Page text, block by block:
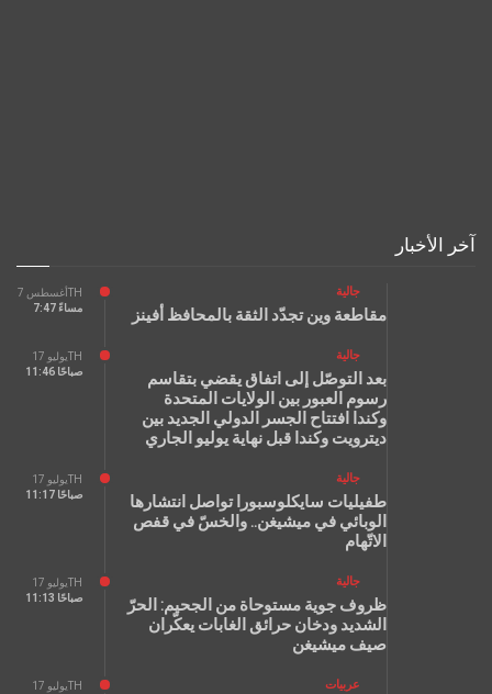
آخر الأخبار
أغسطس 7TH
7:47 مساءً
جالية
مقاطعة وين تجدّد الثقة بالمحافظ أفينز
يوليو 17TH
11:46 صباحًا
جالية
بعد التوصّل إلى اتفاق يقضي بتقاسم
رسوم العبور بين الولايات المتحدة
وكندا افتتاح الجسر الدولي الجديد بين
ديترويت وكندا قبل نهاية يوليو الجاري
يوليو 17TH
11:17 صباحًا
جالية
طفيليات سايكلوسبورا تواصل انتشارها
الوبائي في ميشيغن.. والخسّ في قفص
الاتّهام
يوليو 17TH
11:13 صباحًا
جالية
ظروف جوية مستوحاة من الجحيم: الحرّ
الشديد ودخان حرائق الغابات يعكّران
صيف ميشيغن
يوليو 17TH
عربيات